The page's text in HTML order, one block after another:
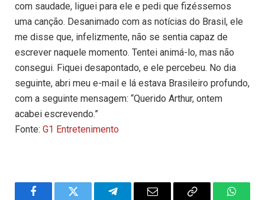
com saudade, liguei para ele e pedi que fizéssemos
uma canção. Desanimado com as notícias do Brasil, ele
me disse que, infelizmente, não se sentia capaz de
escrever naquele momento. Tentei animá-lo, mas não
consegui. Fiquei desapontado, e ele percebeu. No dia
seguinte, abri meu e-mail e lá estava Brasileiro profundo,
com a seguinte mensagem: “Querido Arthur, ontem
acabei escrevendo.”
Fonte: G1 Entretenimento